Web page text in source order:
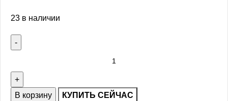
23 в наличии
В корзину КУПИТЬ СЕЙЧАС